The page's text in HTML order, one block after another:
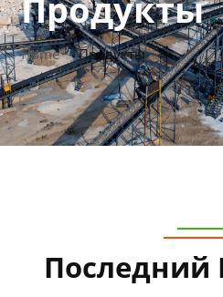
Продукты
Home Продукты
Последний